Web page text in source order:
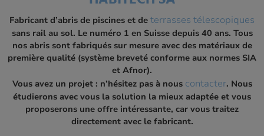
Fabricant d’abris de piscines et de terrasses télescopiques
sans rail au sol. Le numéro 1 en Suisse depuis 40 ans. Tous
nos abris sont fabriqués sur mesure avec des matériaux de
première qualité (système breveté conforme aux normes SIA
et Afnor).
Vous avez un projet : n’hésitez pas à nous contacter. Nous
étudierons avec vous la solution la mieux adaptée et vous
proposerons une offre intéressante, car vous traitez
directement avec le fabricant.